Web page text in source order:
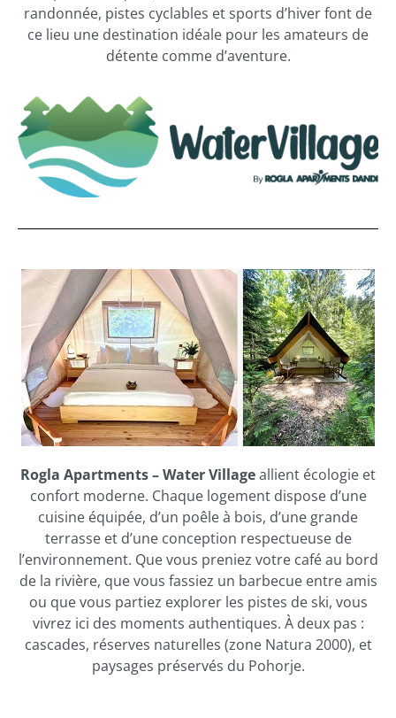
randonnée, pistes cyclables et sports d’hiver font de
ce lieu une destination idéale pour les amateurs de
détente comme d’aventure.
Rogla Apartments – Water Villageallient écologie et
confort moderne. Chaque logement dispose d’une
cuisine équipée, d’un poêle à bois, d’une grande
terrasse et d’une conception respectueuse de
l’environnement. Que vous preniez votre café au bord
de la rivière, que vous fassiez un barbecue entre amis
ou que vous partiez explorer les pistes de ski, vous
vivrez ici des moments authentiques. À deux pas :
cascades, réserves naturelles (zone Natura 2000), et
paysages préservés du Pohorje.